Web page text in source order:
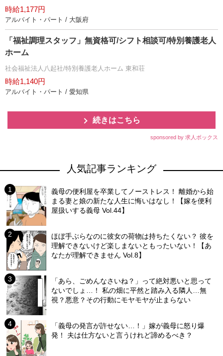
時給1,177円
アルバイト・パート / 大阪府
「福祉調理スタッフ」無資格可/シフト相談可/特別養護老人
ホーム
社会福祉法人八起社/特別養護老人ホーム 東和荘
時給1,140円
アルバイト・パート / 愛知県
続きはこちら
sponsored by 求人ボックス
人気記事ランキング
義母の便利屋を卒業してノーストレス！ 離婚から始
まる妻と娘の新たな人生に悔いはなし！【嫁を便利
屋扱いする義母 Vol.44】
ほぼ手ぶらなのに彼女の荷物は持ちたくない？ 彼を
理解できないけど楽しまないともったいない！【あ
なたが理解できません Vol.8】
「あら、ごめんなさいね？」って絶対悪いと思って
ないでしょ…！ 私の畑に平然と踏み入る隣人…無
視？悪意？その行動にモヤモヤが止まらない
「義母の発言が許せない…！」嫁が義母に怒り爆
発！ 夫は仕方ないと言うけれど諦めるべき？